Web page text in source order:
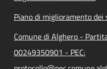
Piano di miglioramento dei
Comune di Alghero -
00249350901 - PEC: